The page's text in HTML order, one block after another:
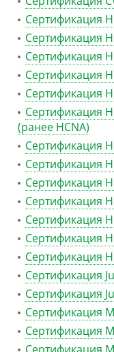
Сертификация
Сертификация
Сертификация
Сертификация
Сертификация
Сертификация
(ранее HCNA)
Сертификация
Сертификация
Сертификация
Сертификация
Сертификация
Сертификация
Сертификация
Сертификация
Сертификация
Сертификация
Сертификация